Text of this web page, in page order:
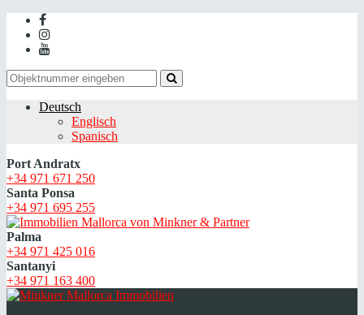
Deutsch
Englisch
Spanisch
Port Andratx
+34 971 671 250
Santa Ponsa
+34 971 695 255
Palma
+34 971 425 016
Santanyi
+34 971 163 400